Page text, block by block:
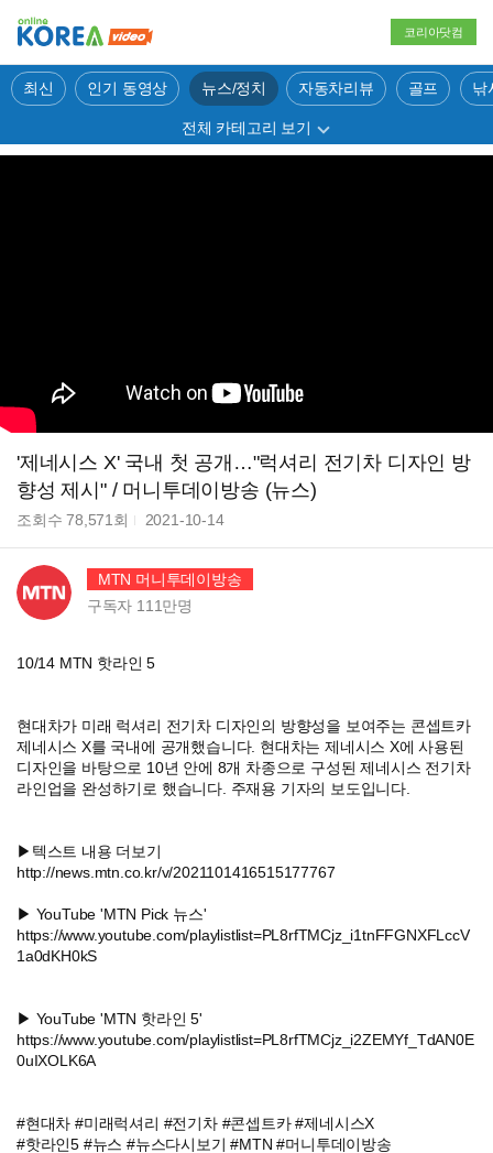
코리아닷컴
최신 인기 동영상 뉴스/정치 자동차리뷰 골프 낚
전체 카테고리 보기
'제네시스 X' 국내 첫 공개…"럭셔리 전기차 디자인 방
향성 제시" / 머니투데이방송 (뉴스)
조회수78,571 회 2021-10-14
MTN 머니투데이방송
구독자 111만명
10/14 MTN 핫라인 5
현대차가 미래 럭셔리 전기차 디자인의 방향성을 보여주는 콘셉트카
제네시스 X를 국내에 공개했습니다. 현대차는 제네시스 X에 사용된
디자인을 바탕으로 10년 안에 8개 차종으로 구성된 제네시스 전기차
라인업을 완성하기로 했습니다. 주재용 기자의 보도입니다.
▶텍스트 내용 더보기
http://news.mtn.co.kr/v/2021101416515177767
▶ YouTube 'MTN Pick 뉴스'
https://www.youtube.com/playlistlist=PL8rfTMCjz_i1tnFFGNXFLccV
1a0dKH0kS
▶ YouTube 'MTN 핫라인 5'
https://www.youtube.com/playlistlist=PL8rfTMCjz_i2ZEMYf_TdAN0E
0uIXOLK6A
#현대차 #미래럭셔리 #전기차 #콘셉트카 #제네시스X
#핫라인5 #뉴스 #뉴스다시보기 #MTN #머니투데이방송